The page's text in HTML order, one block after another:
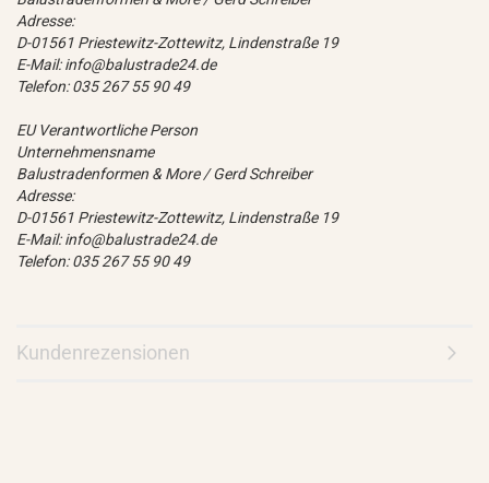
Adresse:
D-01561 Priestewitz-Zottewitz, Lindenstraße 19
E-Mail: info@balustrade24.de
Telefon: 035 267 55 90 49
EU Verantwortliche Person
Unternehmensname
Balustradenformen & More / Gerd Schreiber
Adresse:
D-01561 Priestewitz-Zottewitz, Lindenstraße 19
E-Mail: info@balustrade24.de
Telefon: 035 267 55 90 49
Kundenrezensionen